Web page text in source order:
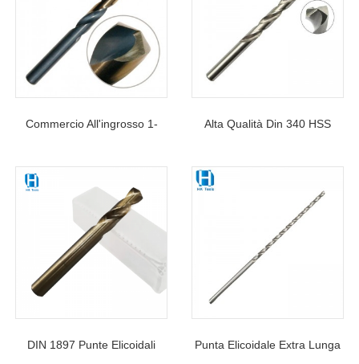
Commercio All'ingrosso 1-
HSS Punta Elicoidale Con
Codolo Cilindrico Per Metallo
Alta Qualità Din 340 HSS
DIN 1897 Punte Elicoidali Punta Elicoidale Extra Lunga